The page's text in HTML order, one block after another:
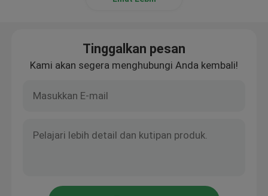
Tinggalkan pesan
Kami akan segera menghubungi Anda kembali!